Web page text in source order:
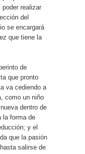
poder realizar
del
se encargará
que tiene la
de
que pronto
va cediendo a
como un niño
dentro de
la forma de
y el
que la pasión
salirse de